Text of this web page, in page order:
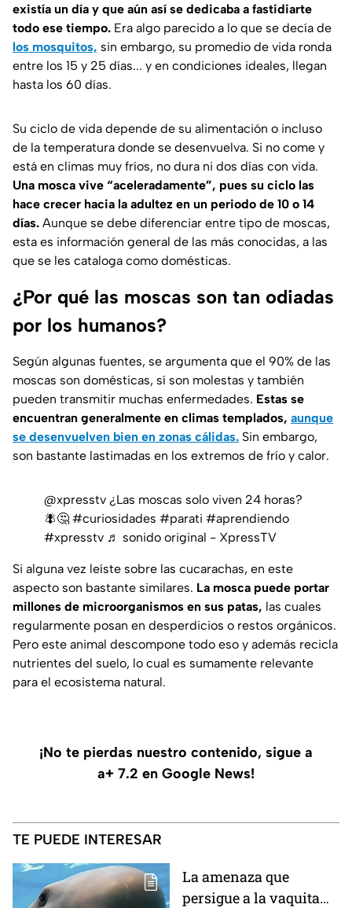
existía un día y que aún así se dedicaba a fastidiarte
todo ese tiempo. Era algo parecido a lo que se decía de
los mosquitos, sin embargo, su promedio de vida ronda
entre los 15 y 25 días... y en condiciones ideales, llegan
hasta los 60 días.
Su ciclo de vida depende de su alimentación o incluso
de la temperatura donde se desenvuelva. Si no come y
está en climas muy fríos, no dura ni dos días con vida.
Una mosca vive “aceleradamente”, pues su ciclo las
hace crecer hacia la adultez en un periodo de 10 o 14
días. Aunque se debe diferenciar entre tipo de moscas,
esta es información general de las más conocidas, a las
que se les cataloga como domésticas.
¿Por qué las moscas son tan odiadas
por los humanos?
Según algunas fuentes, se argumenta que el 90% de las
moscas son domésticas, sí son molestas y también
pueden transmitir muchas enfermedades. Estas se
encuentran generalmente en climas templados, aunque
se desenvuelven bien en zonas cálidas. Sin embargo,
son bastante lastimadas en los extremos de frío y calor.
@xpresstv ¿Las moscas solo viven 24 horas?
🪰🤔 #curiosidades #parati #aprendiendo
#xpresstv ♬ sonido original - XpressTV
Si alguna vez leíste sobre las cucarachas, en este
aspecto son bastante similares. La mosca puede portar
millones de microorganismos en sus patas, las cuales
regularmente posan en desperdicios o restos orgánicos.
Pero este animal descompone todo eso y además recicla
nutrientes del suelo, lo cual es sumamente relevante
para el ecosistema natural.
¡No te pierdas nuestro contenido, sigue a
a+ 7.2 en Google News!
TE PUEDE INTERESAR
La amenaza que
persigue a la vaquita